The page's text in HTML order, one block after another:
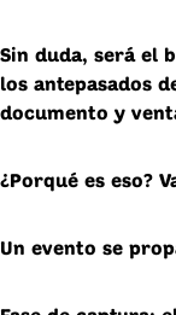
Sin duda, será el
los antepasados
documento y
¿Porqué es eso?
Un evento se